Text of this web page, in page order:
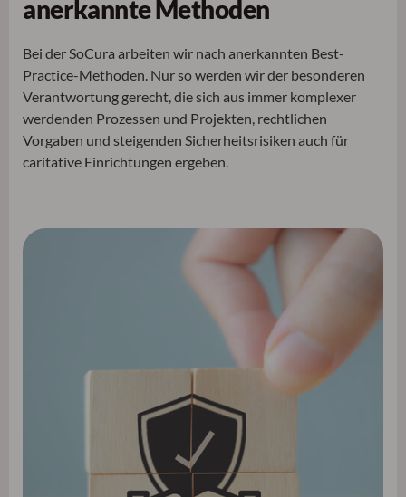
anerkannte Methoden
Bei der SoCura arbeiten wir nach anerkannten Best-
Practice-Methoden. Nur so werden wir der besonderen
Verantwortung gerecht, die sich aus immer komplexer
werdenden Prozessen und Projekten, rechtlichen
Vorgaben und steigenden Sicherheitsrisiken auch für
caritative Einrichtungen ergeben.